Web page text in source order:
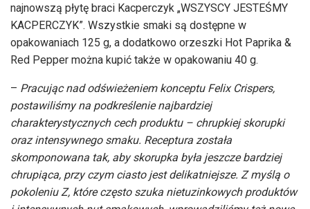
najnowszą płytę braci Kacperczyk „WSZYSCY JESTEŚMY
KACPERCZYK”. Wszystkie smaki są dostępne w
opakowaniach 125 g, a dodatkowo orzeszki Hot Paprika &
Red Pepper można kupić także w opakowaniu 40 g.
– Pracując nad odświeżeniem konceptu Felix Crispers,
postawiliśmy na podkreślenie najbardziej
charakterystycznych cech produktu – chrupkiej skorupki
oraz intensywnego smaku. Receptura została
skomponowana tak, aby skorupka była jeszcze bardziej
chrupiąca, przy czym ciasto jest delikatniejsze. Z myślą o
pokoleniu Z, które często szuka nietuzinkowych produktów